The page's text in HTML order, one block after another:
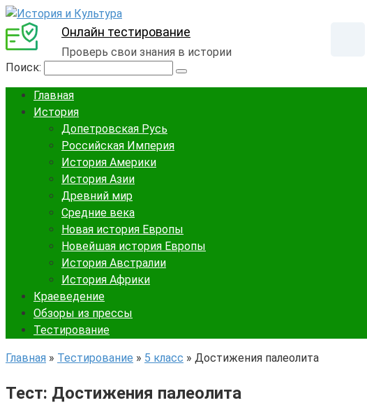
Онлайн тестирование
Проверь свои знания в истории
Поиск:
Главная
История
Допетровская Русь
Российская Империя
История Америки
История Азии
Древний мир
Средние века
Новая история Европы
Новейшая история Европы
История Австралии
История Африки
Краеведение
Обзоры из прессы
Тестирование
Главная » Тестирование » 5 класс » Достижения палеолита
Тест: Достижения палеолита